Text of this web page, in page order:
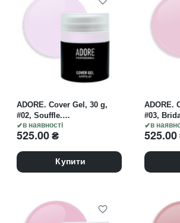
в наявності
ADORE. Cover Gel, 30 g,
#02, Souffle.
Напівпрозорий гель для
нарощування, молочнo-
525.00₴
Купити
в
ADORE.
#03,
гель для
525.00